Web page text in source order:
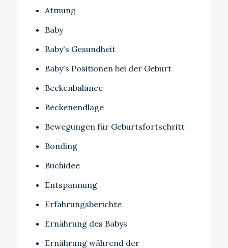
Atmung
Baby
Baby's Gesundheit
Baby's Positionen bei der Geburt
Beckenbalance
Beckenendlage
Bewegungen für Geburtsfortschritt
Bonding
Buchidee
Entspannung
Erfahrungsberichte
Ernährung des Babys
Ernährung während der